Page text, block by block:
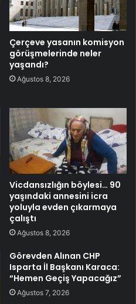
Çerçeve yasanın komisyon
görüşmelerinde neler
yaşandı?
Ağustos 8, 2026
Vicdansızlığın böylesi… 90
yaşındaki annesini icra
yoluyla evden çıkarmaya
çalıştı
Ağustos 8, 2026
Görevden Alınan CHP
Isparta İl Başkanı Karaca:
“Hemen Geçiş Yapacağız”
Ağustos 7, 2026